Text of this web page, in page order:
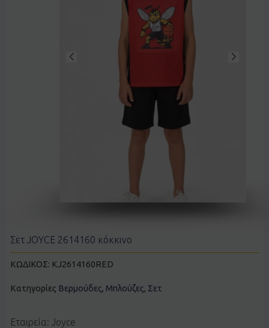
Σετ JOYCE 2614160 κόκκινο
ΚΩΔΙΚΟΣ: KJ2614160RED
Κατηγορίες Βερμούδες, Μπλούζες, Σετ
Εταιρεία: Joyce